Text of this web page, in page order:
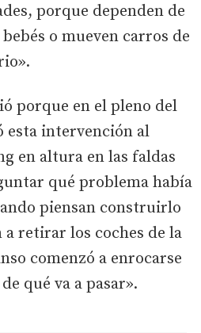
porque dependen de
o mueven carros de
porque en el pleno del
esta intervención al
en altura en las faldas
qué problema había
piensan construirlo
a retirar los coches de la
comenzó a enrocarse
qué va a pasar».